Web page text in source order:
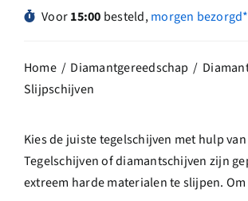
Overig Gereedschap
Maatwerk
Voor15:00 besteld,morgen bezorgd*
Home Diamantgereedschap
Slijpschijven
Kies de juiste tegelschijven met hulp
Tegelschijven of diamantschijven zijn
extreem harde materialen te slijpen.